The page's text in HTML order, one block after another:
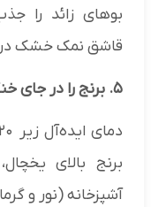
بوهای زائد را
قاشق نمک خشک در
۵. برنج را در جای خنک، تاریک و خشک نگهداری کنید
برنج بالای
آشپزخانه (نور و